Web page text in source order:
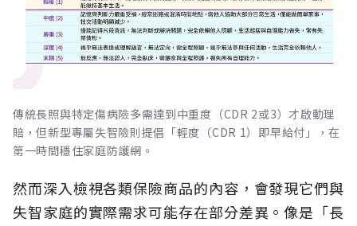
傳統長照與特定傷病險多需達到中重度（CDR 2或3）才啟動理
賠，但新型專屬失智險則提倡「輕度（CDR 1）即早給付」，在
第一時間穩住家庭防護網。
然而深入檢視各類保險商品的內容，會發現它們與
失智家庭的實際需求可能存在部分差異。像是「長